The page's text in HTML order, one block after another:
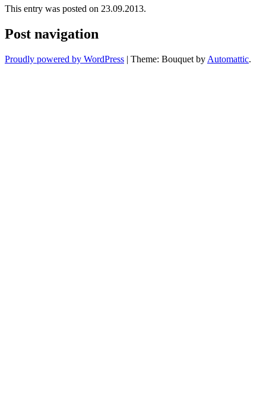
This entry was posted on 23.09.2013.
Post navigation
Proudly powered by WordPress | Theme: Bouquet by Automattic.